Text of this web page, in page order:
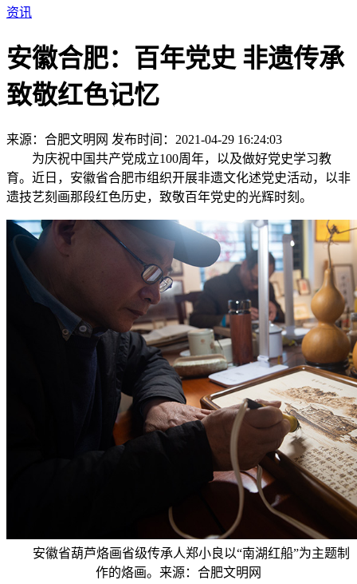
资讯
安徽合肥：百年党史 非遗传承
致敬红色记忆
来源：合肥文明网 发布时间：2021-04-29 16:24:03
为庆祝中国共产党成立100周年，以及做好党史学习教
育。近日，安徽省合肥市组织开展非遗文化述党史活动，以非
遗技艺刻画那段红色历史，致敬百年党史的光辉时刻。
安徽省葫芦烙画省级传承人郑小良以“南湖红船”为主题制
作的烙画。来源：合肥文明网